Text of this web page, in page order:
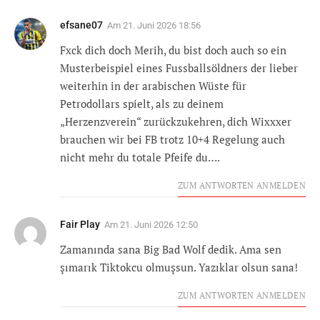
efsane07 Am 21. Juni 2026 18:56
Fxck dich doch Merih, du bist doch auch so ein
Musterbeispiel eines Fussballsöldners der lieber
weiterhin in der arabischen Wüste für
Petrodollars spielt, als zu deinem
„Herzenzverein“ zurückzukehren, dich Wixxxer
brauchen wir bei FB trotz 10+4 Regelung auch
nicht mehr du totale Pfeife du….
ZUM ANTWORTEN ANMELDEN
Fair Play Am 21. Juni 2026 12:50
Zamanında sana Big Bad Wolf dedik. Ama sen
şımarık Tiktokcu olmuşsun. Yazıklar olsun sana!
ZUM ANTWORTEN ANMELDEN